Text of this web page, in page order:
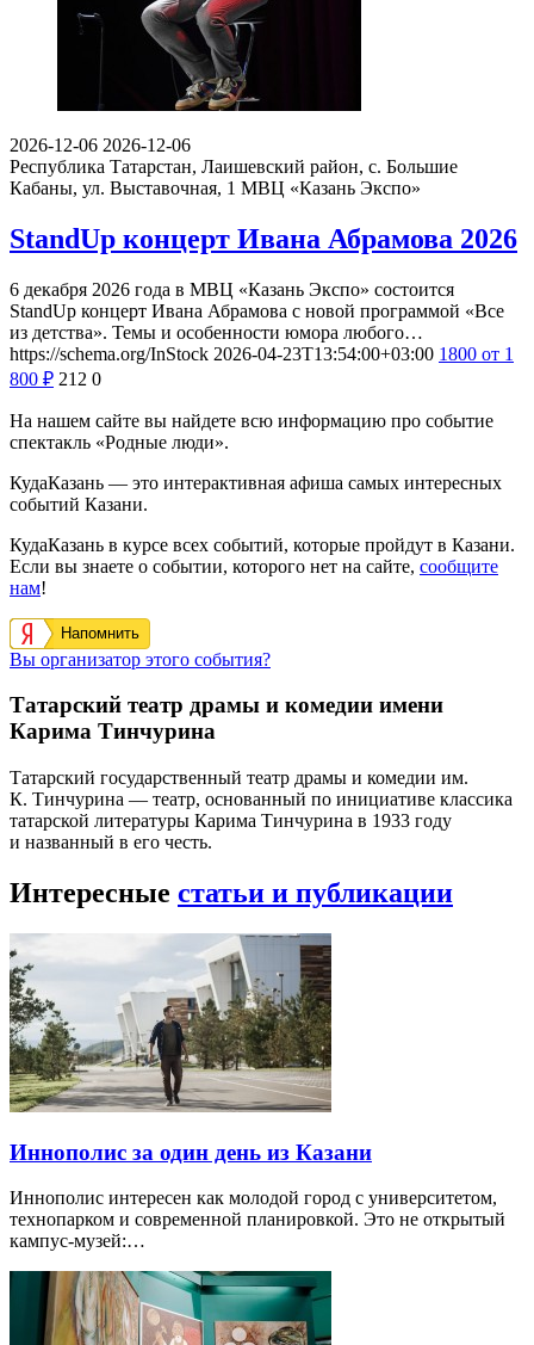
2026-12-06 2026-12-06
Республика Татарстан, Лаишевский район, с. Большие
Кабаны, ул. Выставочная, 1 МВЦ «Казань Экспо»
StandUp концерт Ивана Абрамова 2026
6 декабря 2026 года в МВЦ «Казань Экспо» состоится
StandUp концерт Ивана Абрамова с новой программой «Все
из детства». Темы и особенности юмора любого…
https://schema.org/InStock 2026-04-23T13:54:00+03:00 1800 от 1
800 ₽ 212 0
На нашем сайте вы найдете всю информацию про событие
спектакль «Родные люди».
КудаКазань — это интерактивная афиша самых интересных
событий Казани.
КудаКазань в курсе всех событий, которые пройдут в Казани.
Если вы знаете о событии, которого нет на сайте, сообщите
нам!
Напомнить
Вы организатор этого события?
Татарский театр драмы и комедии имени
Карима Тинчурина
Татарский государственный театр драмы и комедии им.
К. Тинчурина — театр, основанный по инициативе классика
татарской литературы Карима Тинчурина в 1933 году
и названный в его честь.
Интересные статьи и публикации
Иннополис за один день из Казани
Иннополис интересен как молодой город с университетом,
технопарком и современной планировкой. Это не открытый
кампус-музей:…